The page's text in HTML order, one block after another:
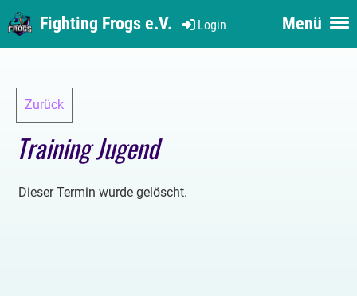
Menü
Login
Fighting Frogs e.V.
Zurück
Training Jugend
Dieser Termin wurde gelöscht.